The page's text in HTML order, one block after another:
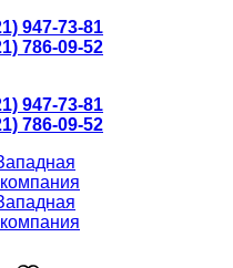
947-73-81
786-09-52
947-73-81
786-09-52